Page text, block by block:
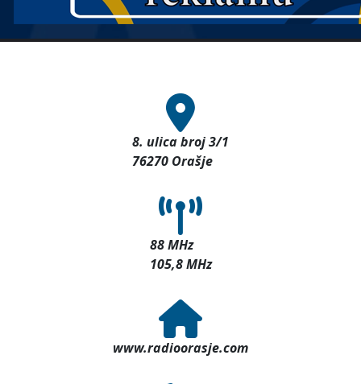
8. ulica broj 3/1
76270 Orašje
88 MHz
105,8 MHz
www.radioorasje.com